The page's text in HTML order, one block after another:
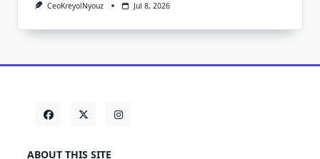
CeoKreyolNyouz Jul 8, 2026
ABOUT THIS SITE